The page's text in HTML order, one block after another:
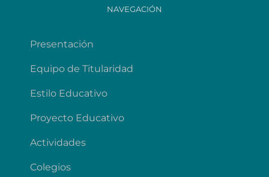
NAVEGACIÓN
Presentación
Equipo de Titularidad
Estilo Educativo
Proyecto Educativo
Actividades
Colegios